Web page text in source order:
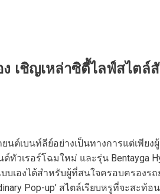
ง เชิญเหล่าซิตี้ไลฟ์สไต
ต์เบนท์ลีย์อย่างเป็นทางการแต่เพีย
ด์ทัวเรอร์โฉมใหม่ และรุ่น
องได้สำหรับผู้ที่สนใจครอบครองร
Pop-up’ สไตล์เรียบหรูที่จะส